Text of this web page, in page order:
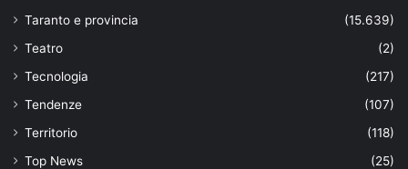
Taranto e provincia
(15.639)
Teatro
(2)
Tecnologia
(217)
Tendenze
(107)
Territorio
(118)
Top News
(25)